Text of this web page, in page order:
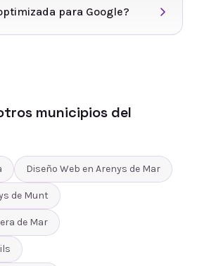
para Google?
municipios del
Diseño Web en Arenys de Mar
de Munt
de Mar